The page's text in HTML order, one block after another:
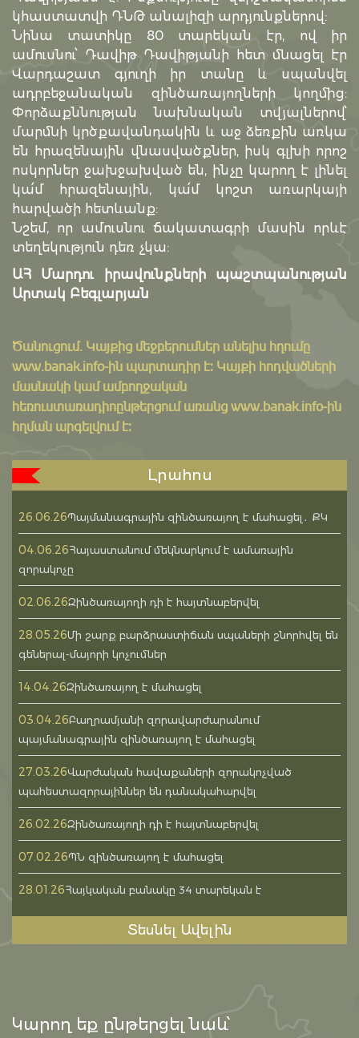
կհաստատվի ԴՆԹ անալիզի արդյունքներով:
Նինա տատիկը 80 տարեկան էր, ով իր
ամուսնու՝ Դավիթ Դավիթյանի հետ մնացել էր
Վարդաշատ գյուղի իր տանը և սպանվել
ադրբեջանական զինծառայողների կողմից:
Փորձաքննության նախնական տվյալներով՝
մարմնի կրծքավանդակին և աջ ձեռքին առկա
են հրազենային վնասվածքներ, իսկ գլխի որոշ
ոսկորներ ջախջախված են, ինչը կարող է լինել
կա՛մ հրազենային, կա՛մ կոշտ առարկայի
հարվածի հետևանք:
Նշեմ, որ ամուսնու ճակատագրի մասին որևէ
տեղեկություն դեռ չկա:
ԱՀ Մարդու իրավունքների պաշտպանության
Արտակ Բեգլարյան
Ծանուցում․ Կայքից մեջբերումներ անելիս հղումը
www.banak.info-ին պարտադիր է: Կայքի հոդվածների
մասնակի կամ ամբողջական
հեռուստառադիոընթերցում առանց www.banak.info-ին
հղման արգելվում է:
Լրահոս
26.06.26Պայմանագրային զինծառայող է մահացել․ ՔԿ
04.06.26Հայաստանում մեկնարկում է ամառային
զորակոչը
02.06.26Զինծառայողի դի է հայտնաբերվել
28.05.26Մի շարք բարձրաստիճան սպաների շնորհվել են
գեներալ-մայորի կոչումներ
14.04.26Զինծառայող է մահացել
03.04.26Բաղրամյանի զորավարժարանում
պայմանագրային զինծառայող է մահացել
27.03.26Վարժական հավաքաների զորակոչված
պահեստազորայիններ են դանակահարվել
26.02.26Զինծառայողի դի է հայտնաբերվել
07.02.26ՊՆ զինծառայող է մահացել
28.01.26Հայկական բանակը 34 տարեկան է
Տեսնել Ավելին
Կարող եք ընթերցել նաև՝